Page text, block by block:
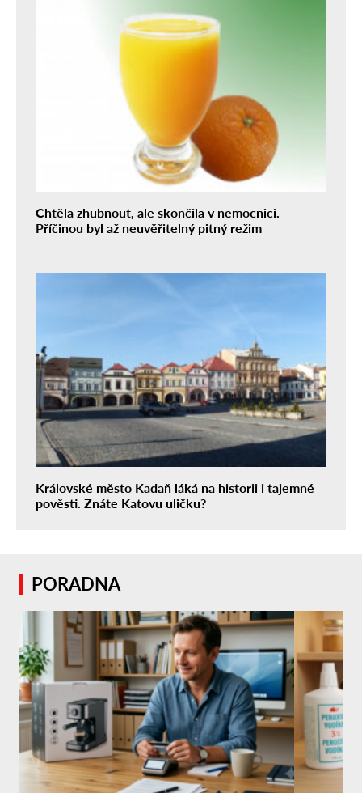
Chtěla zhubnout, ale skončila v nemocnici.
Příčinou byl až neuvěřitelný pitný režim
Královské město Kadaň láká na historii i tajemné
pověsti. Znáte Katovu uličku?
PORADNA